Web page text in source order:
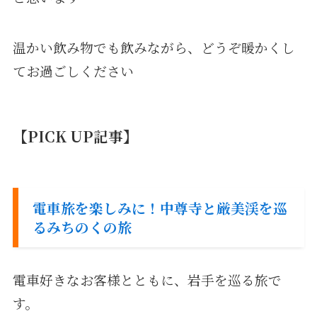
温かい飲み物でも飲みながら、どうぞ暖かくし
てお過ごしください
【PICK UP記事】
電車旅を楽しみに！中尊寺と厳美渓を巡
るみちのくの旅
電車好きなお客様とともに、岩手を巡る旅で
す。